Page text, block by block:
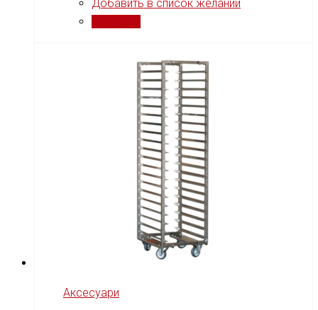
Добавить в список желаний
Аксесуари